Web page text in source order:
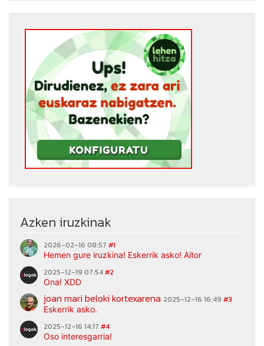
Azken iruzkinak
2026-02-16 08:57 #1
Hemen gure iruzkina! Eskerrik asko! Aitor
2025-12-19 07:54#2
Ona! XDD
joan mari beloki kortexarena 2025-12-16 16:49 #3
Eskerrik asko.
2025-12-16 14:17 #4
Oso interesgarria!